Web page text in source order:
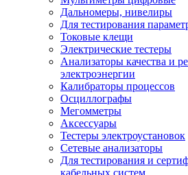
Дальномеры, нивелиры
Для тестирования
Токовые клещи
Электрические тестеры
Анализаторы качества и
электроэнергии
Калибраторы процессов
Осциллографы
Мегомметры
Аксессуары
Тестеры электроустановок
Сетевые анализаторы
Для тестирования и
кабельных систем